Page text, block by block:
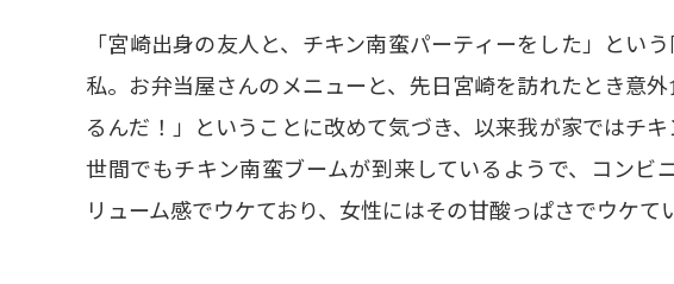
「宮崎出身の友人と、チキン南蛮パーティーをした」とい
私。お弁当屋さんのメニューと、先日宮崎を訪れたとき意
るんだ！」ということに改めて気づき、以来我が家ではチ
世間でもチキン南蛮ブームが到来しているようで、コン
リューム感でウケており、女性にはその甘酸っぱさでウケて